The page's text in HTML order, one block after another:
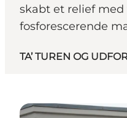
skabt et relief
fosforescerende
TA’ TUREN OG